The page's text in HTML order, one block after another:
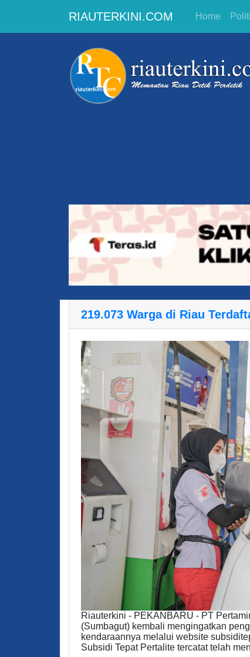
RIAUTERKINI.COM Home
219.073 Warga di Riau
Riauterkini - PEKANBARU - PT
(Sumbagut) kembali mengingatkan
kendaraannya melalui website
Subsidi Tepat Pertalite tercatat telah